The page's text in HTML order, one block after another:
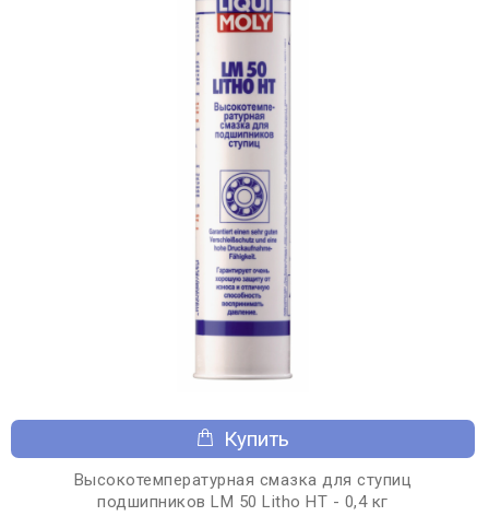
Купить
Высокотемпературная смазка для ступиц
подшипников LM 50 Litho HT - 0,4 кг